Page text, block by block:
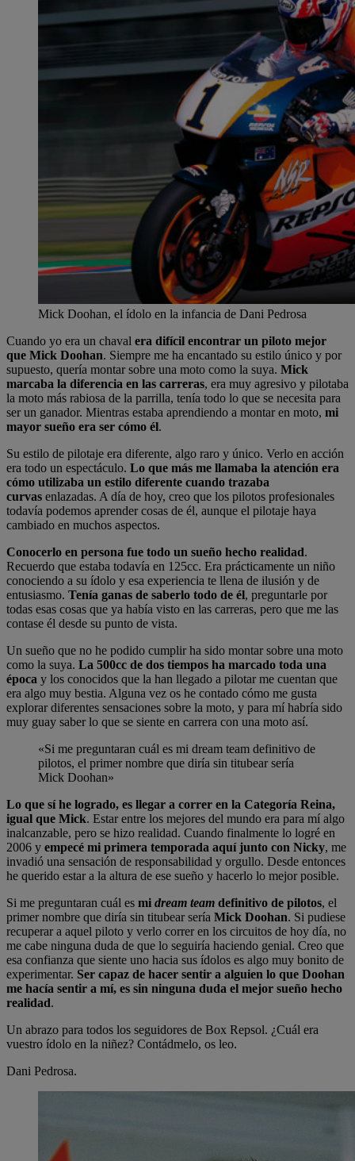
Mick Doohan, el ídolo en la infancia de Dani Pedrosa
Cuando yo era un chaval era difícil encontrar un piloto mejor
que Mick Doohan. Siempre me ha encantado su estilo único y por
supuesto, quería montar sobre una moto como la suya. Mick
marcaba la diferencia en las carreras, era muy agresivo y pilotaba
la moto más rabiosa de la parrilla, tenía todo lo que se necesita para
ser un ganador. Mientras estaba aprendiendo a montar en moto, mi
mayor sueño era ser cómo él.
Su estilo de pilotaje era diferente, algo raro y único. Verlo en acción
era todo un espectáculo. Lo que más me llamaba la atención era
cómo utilizaba un estilo diferente cuando trazaba
curvas enlazadas. A día de hoy, creo que los pilotos profesionales
todavía podemos aprender cosas de él, aunque el pilotaje haya
cambiado en muchos aspectos.
Conocerlo en persona fue todo un sueño hecho realidad.
Recuerdo que estaba todavía en 125cc. Era prácticamente un niño
conociendo a su ídolo y esa experiencia te llena de ilusión y de
entusiasmo. Tenía ganas de saberlo todo de él, preguntarle por
todas esas cosas que ya había visto en las carreras, pero que me las
contase él desde su punto de vista.
Un sueño que no he podido cumplir ha sido montar sobre una moto
como la suya. La 500cc de dos tiempos ha marcado toda una
época y los conocidos que la han llegado a pilotar me cuentan que
era algo muy bestia. Alguna vez os he contado cómo me gusta
explorar diferentes sensaciones sobre la moto, y para mí habría sido
muy guay saber lo que se siente en carrera con una moto así.
«Si me preguntaran cuál es mi dream team definitivo de
pilotos, el primer nombre que diría sin titubear sería
Mick Doohan»
Lo que sí he logrado, es llegar a correr en la Categoría Reina,
igual que Mick. Estar entre los mejores del mundo era para mí algo
inalcanzable, pero se hizo realidad. Cuando finalmente lo logré en
2006 y empecé mi primera temporada aquí junto con Nicky, me
invadió una sensación de responsabilidad y orgullo. Desde entonces
he querido estar a la altura de ese sueño y hacerlo lo mejor posible.
Si me preguntaran cuál es mi dream team definitivo de pilotos, el
primer nombre que diría sin titubear sería Mick Doohan. Si pudiese
recuperar a aquel piloto y verlo correr en los circuitos de hoy día, no
me cabe ninguna duda de que lo seguiría haciendo genial. Creo que
esa confianza que siente uno hacia sus ídolos es algo muy bonito de
experimentar. Ser capaz de hacer sentir a alguien lo que Doohan
me hacía sentir a mí, es sin ninguna duda el mejor sueño hecho
realidad.
Un abrazo para todos los seguidores de Box Repsol. ¿Cuál era
vuestro ídolo en la niñez? Contádmelo, os leo.
Dani Pedrosa.